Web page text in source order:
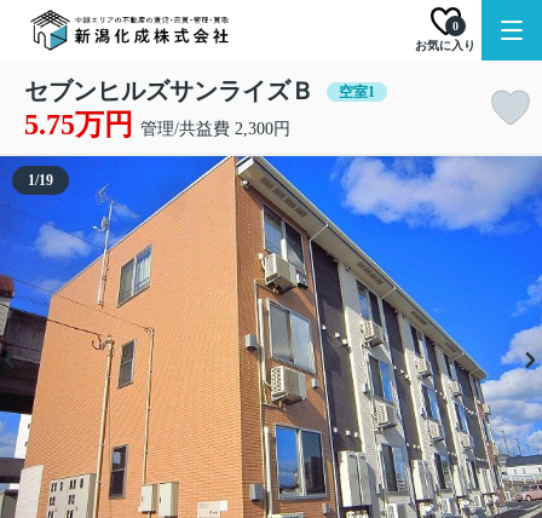
お気に入り
0
セブンヒルズサンライズＢ 空室1
5.75万円 管理/共益費 2,300円
1/19